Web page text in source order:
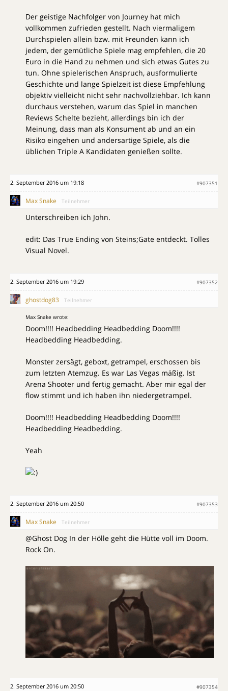
Der geistige Nachfolger von Journey hat mich
vollkommen zufrieden gestellt. Nach viermaligem
Durchspielen allein bzw. mit Freunden kann ich
jedem, der gemütliche Spiele mag empfehlen, die 20
Euro in die Hand zu nehmen und sich etwas Gutes zu
tun. Ohne spielerischen Anspruch, ausformulierte
Geschichte und lange Spielzeit ist diese Empfehlung
objektiv vielleicht nicht sehr nachvollziehbar. Ich kann
durchaus verstehen, warum das Spiel in manchen
Reviews Schelte bezieht, allerdings bin ich der
Meinung, dass man als Konsument ab und an ein
Risiko eingehen und andersartige Spiele, als die
üblichen Triple A Kandidaten genießen sollte.
2. September 2016 um 19:18 #907351
Max Snake Teilnehmer
Unterschreiben ich John.
edit: Das True Ending von Steins;Gate entdeckt. Tolles
Visual Novel.
2. September 2016 um 19:29 #907352
ghostdog83 Teilnehmer
Max Snake wrote:
Doom!!!! Headbedding Headbedding Doom!!!!
Headbedding Headbedding.
Monster zersägt, geboxt, getrampel, erschossen bis
zum letzten Atemzug. Es war Las Vegas mäßig. Ist
Arena Shooter und fertig gemacht. Aber mir egal der
flow stimmt und ich haben ihn niedergetrampel.
Doom!!!! Headbedding Headbedding Doom!!!!
Headbedding Headbedding.
Yeah
2. September 2016 um 20:50 #907353
Max Snake Teilnehmer
@Ghost Dog In der Hölle geht die Hütte voll im Doom.
Rock On.
2. September 2016 um 20:50 #907354